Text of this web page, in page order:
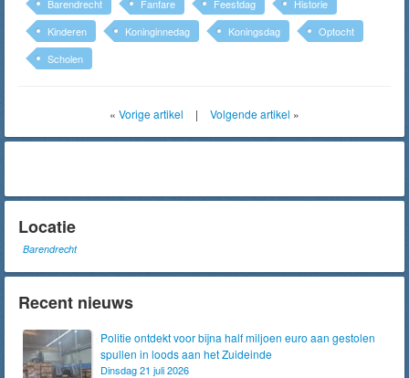
Barendrecht Fanfare Feestdag
Historie
Kinderen
Koninginnedag Koningsdag
Optocht
Scholen
« Vorige artikel | Volgende artikel »
Locatie
Barendrecht
Recent nieuws
Politie ontdekt voor bijna half miljoen euro aan gestolen
spullen in loods aan het Zuideinde
Dinsdag 21 juli 2026